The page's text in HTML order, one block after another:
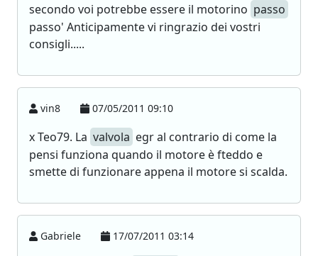
secondo voi potrebbe essere il motorino passo
passo' Anticipamente vi ringrazio dei vostri
consigli.....
vin8 07/05/2011 09:10
x Teo79. La valvola egr al contrario di come la
pensi funziona quando il motore è fteddo e
smette di funzionare appena il motore si scalda.
Gabriele 17/07/2011 03:14